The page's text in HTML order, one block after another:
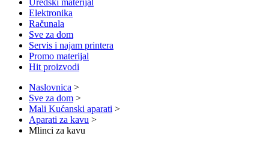
Uredski materijal
Elektronika
Računala
Sve za dom
Servis i najam printera
Promo materijal
Hit proizvodi
Naslovnica >
Sve za dom >
Mali Kućanski aparati >
Aparati za kavu >
Mlinci za kavu